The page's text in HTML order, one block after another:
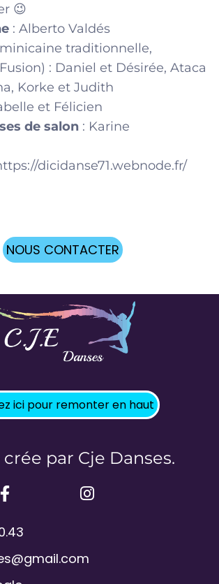
😉
: Alberto Valdés
traditionnelle,
: Daniel et Désirée, Ataca
, Korke et Judith
et Félicien
de salon : Karine
dicidanse71.webnode.fr/
NOUS CONTACTER
ici pour remonter en haut
crée par Cje Danses.